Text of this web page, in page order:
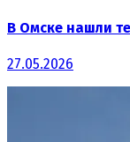
В Омске нашли
27.05.2026